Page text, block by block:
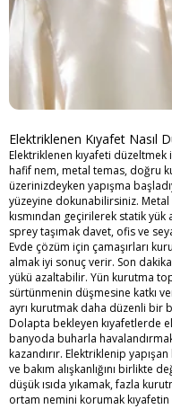
Elektriklenen Kıyafet Nasıl
Elektriklenen kıyafeti
hafif nem, metal temas, doğru
üzerinizdeyken yapışma
yüzeyine dokunabilirsiniz. Metal
kısmından geçirilerek statik
sprey taşımak davet, ofis ve
Evde çözüm için çamaşırları
almak iyi sonuç verir. Son
yükü azaltabilir. Yün kurutma
sürtünmenin düşmesine katkı
ayrı kurutmak daha düzenli bir
Dolapta bekleyen kıyafetlerde
banyoda buharla
kazandırır. Elektriklenip
ve bakım alışkanlığını birlikte
düşük ısıda yıkamak, fazla
ortam nemini korumak